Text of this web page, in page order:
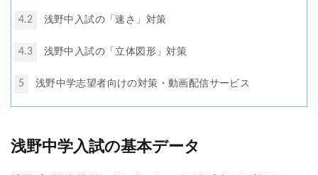
4.2 浅野中入試の「速さ」対策
4.3 浅野中入試の「立体図形」対策
5 浅野中学志望者向けの対策・動画配信サービス
浅野中学入試の基本データ